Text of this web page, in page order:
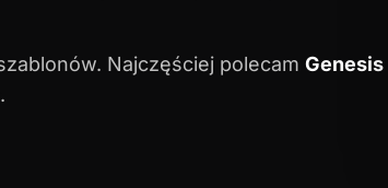
Najczęściej polecam Genesis